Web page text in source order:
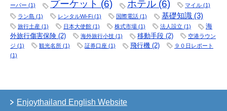
ーパー (1) プーケット (6) ホテル (6) マイル (1)
ラン島 (1) レンタルWi-Fi (1) 国際電話 (1) 基礎知識 (3)
旅行土産 (1) 日本大使館 (1) 株式市場 (1) 法人設立 (1)
海
外旅行傷害保険 (2) 海外旅行小技 (1) 移動手段 (2)
空港ラウン
ジ (1) 観光名所 (1) 証券口座 (1) 飛行機 (2)
９０日レポート
(1)
Enjoythailand English Website